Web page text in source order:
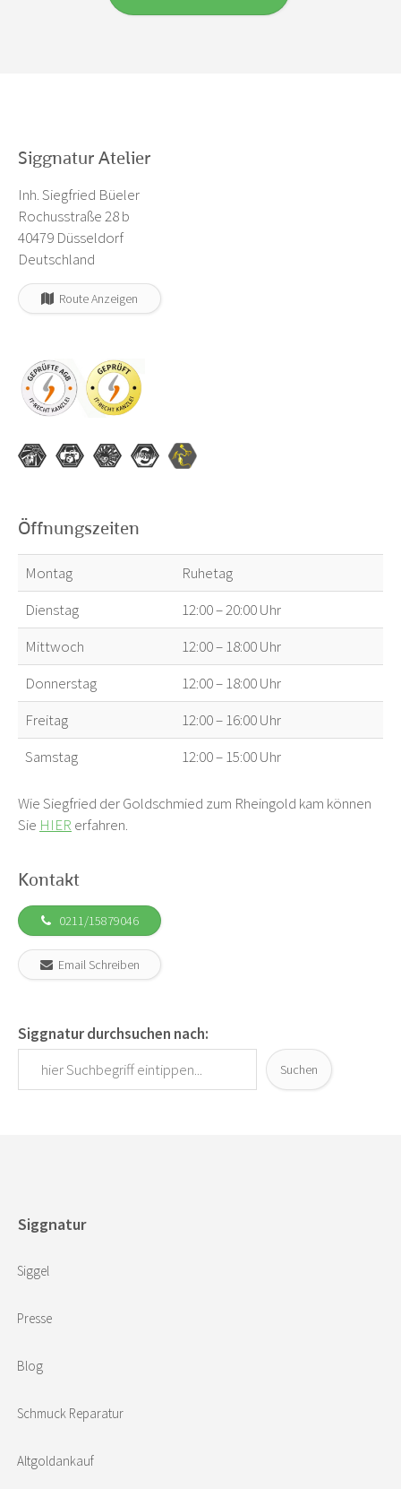
Siggnatur Atelier
Inh. Siegfried Büeler
Rochusstraße 28 b
40479 Düsseldorf
Deutschland
Route Anzeigen
Öffnungszeiten
Montag
Ruhetag
Dienstag
12:00 – 20:00 Uhr
Mittwoch
12:00 – 18:00 Uhr
Donnerstag
12:00 – 18:00 Uhr
Freitag
12:00 – 16:00 Uhr
Samstag
12:00 – 15:00 Uhr
Wie Siegfried der Goldschmied zum Rheingold kam können
Sie HIER erfahren.
Kontakt
0211/15879046
Email Schreiben
Siggnatur durchsuchen nach:
Suchen
Siggnatur
Siggel
Presse
Blog
Schmuck Reparatur
Altgoldankauf